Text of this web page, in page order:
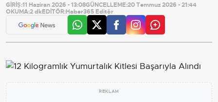
GİRİŞ:11 Haziran 2026 - 13:08GÜNCELLEME:20 Temmuz 2026 - 21:44
OKUMA:2 dkEDİTÖR:Haber365 Editör
REKLAM